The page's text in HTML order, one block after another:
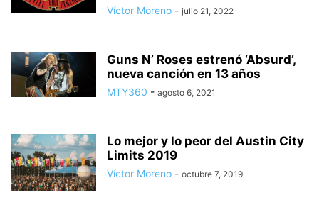
Víctor Moreno - julio 21, 2022
Guns N’ Roses estrenó ‘Absurd’,
nueva canción en 13 años
MTY360 - agosto 6, 2021
Lo mejor y lo peor del Austin City
Limits 2019
Víctor Moreno - octubre 7, 2019